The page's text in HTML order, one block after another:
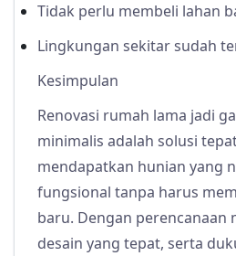
Tidak perlu membeli lahan
Lingkungan sekitar sudah
Kesimpulan
Renovasi rumah lama jadi
minimalis adalah solusi
mendapatkan hunian yang
fungsional tanpa harus
baru. Dengan perencanaan
desain yang tepat, serta